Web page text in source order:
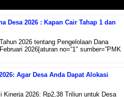
Desa 2026 : Kapan Cair Tahap 1 dan
2026 tentang Pengelolaan Dana
2026[aturan no=”1″ sumber=”PMK
Agar Desa Anda Dapat Alokasi
Kinerja 2026: Rp2,38 Triliun untuk Desa